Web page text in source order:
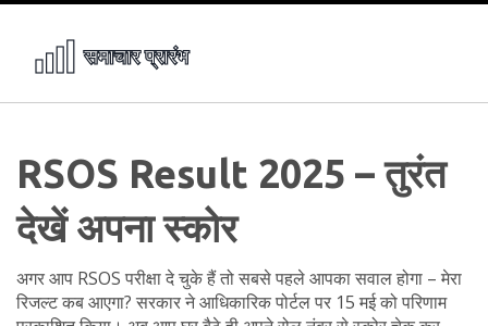
RSOS Result 2025 – तुरंत
देखें अपना स्कोर
अगर आप RSOS परीक्षा दे चुके हैं तो सबसे पहले आपका सवाल होगा – मेरा
रिजल्ट कब आएगा? सरकार ने आधिकारिक पोर्टल पर 15 मई को परिणाम